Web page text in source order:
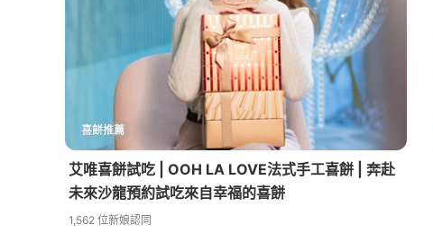
喜餅推薦
艾唯喜餅試吃 | OOH LA LOVE法式手工喜餅 | 奔赴
未來沙龍預約試吃來自幸福的喜餅
1,562 位新娘認同